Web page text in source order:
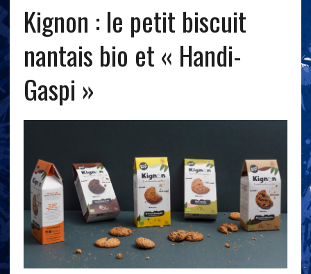
Kignon : le petit biscuit
nantais bio et « Handi-
Gaspi »